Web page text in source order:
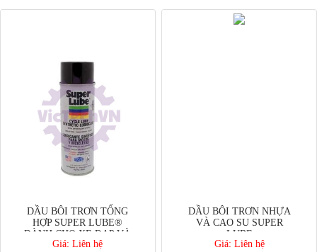
DẦU BÔI TRƠN TỔNG
HỢP SUPER LUBE®
DÀNH CHO XE ĐẠP VÀ
XE MÁY
Giá: Liên hệ
DẦU BÔI TRƠN NHỰA
VÀ CAO SU SUPER
LUBE
Giá: Liên hệ